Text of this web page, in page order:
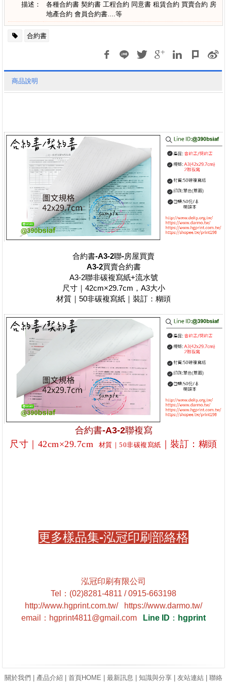
描述：
各種合約書 契約書 工程合約 同意書 租賃合約 買賣合約 房
地產合約 會員合約書....等
合約書
商品說明
合約書-A3-2聯-房屋買賣
A3-2買賣合約書
A3-2聯非碳複寫紙+流水號
尺寸｜42cm×29.7cm，A3大小
材質｜50非碳複寫紙｜裝訂：糊頭
合約書-A3-2聯複寫
尺寸｜42cm×29.7cm
材質｜50非碳複寫紙 ｜裝訂 ：糊頭
更多樣品集-泓冠印刷部絡格
泓冠印刷有限公司
Tel
： (02)8281-4811 / 0915-663198
http://www.hgprint.com.tw/
https://www.darmo.tw/
email
： hgprint4811@gmail.com Line ID ： hgprint
關於我們 | 產品介紹 | 首頁HOME | 最新訊息 | 知識與分享 | 友站連結 | 聯絡